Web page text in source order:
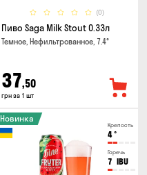
(0)
Пиво Saga Milk Stout 0.33л
Темное, Нефильтрованное, 7.4°
37,50
грн за 1 шт
Крепость
4°
Горечь
7 IBU
Новинка